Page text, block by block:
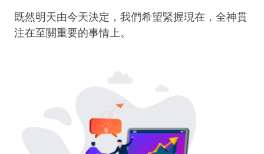
既然明天由今天決定，我們希望緊握現在，全神貫
注在至關重要的事情上。